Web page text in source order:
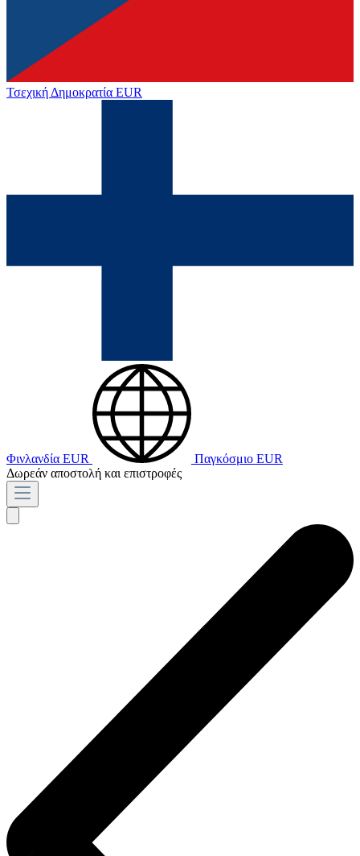
Τσεχική Δημοκρατία EUR
Φινλανδία EUR Παγκόσμιο EUR
Δωρεάν αποστολή και επιστροφές